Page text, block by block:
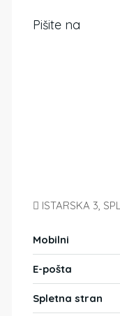
Pišite na
ISTARSKA 3,
Mobilni
E-pošta
Spletna stran